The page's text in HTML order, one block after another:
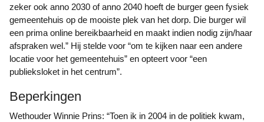
zeker ook anno 2030 of anno 2040 hoeft de burger geen fysiek
gemeentehuis op de mooiste plek van het dorp. Die burger wil
een prima online bereikbaarheid en maakt indien nodig zijn/haar
afspraken wel.” Hij stelde voor “om te kijken naar een andere
locatie voor het gemeentehuis” en opteert voor “een
publieksloket in het centrum”.
Beperkingen
Wethouder Winnie Prins: “Toen ik in 2004 in de politiek kwam,